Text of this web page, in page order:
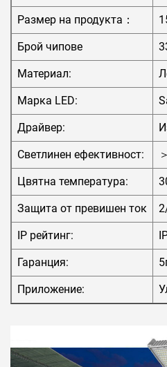
Размер на продукта：
Брой чипове
Материал:
Марка LED:
Драйвер:
Светлинен ефективност:
Цвятна температура:
Защита от превишен ток
IP рейтинг:
Гаранция:
Приложение: